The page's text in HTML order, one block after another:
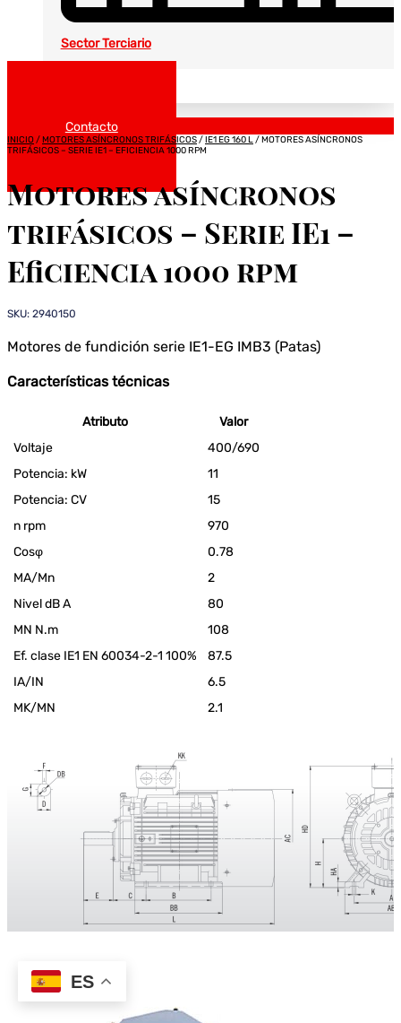
Sector Terciario
Contacto
INICIO/MOTORES ASÍNCRONOS TRIFÁSICOS/IE1 EG 160 L/ MOTORES ASÍNCRONOS
TRIFÁSICOS – SERIE IE1 – EFICIENCIA 1000 RPM
Motores asíncronos
trifásicos – Serie IE1 –
Eficiencia 1000 rpm
SKU: 2940150
Motores de fundición serie IE1-EG IMB3 (Patas)
Características técnicas
Atributo
Valor
Voltaje
400/690
Potencia: kW
11
Potencia: CV
15
n rpm
970
Cosφ
0.78
MA/Mn
2
Nivel dB A
80
MN N.m
108
Ef. clase IE1 EN 60034-2-1 100%
87.5
IA/IN
6.5
MK/MN
2.1
ES